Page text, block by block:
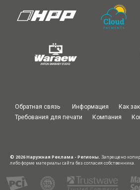
Обратная связь Информация
Как
Требования для печати
Компания
© 2026 Наружная Реклама - Регионы. Запрещено
либо форме материалы сайта без согласия собственника.